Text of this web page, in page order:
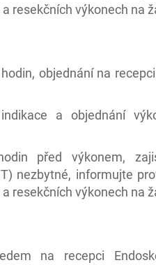
resekčních výkonech na
objednání na
a objednání
před výkonem,
nezbytné, informujte
resekčních výkonech na
na recepci